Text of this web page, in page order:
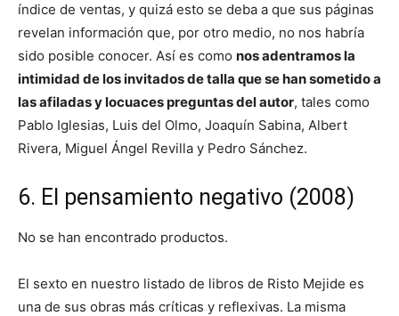
índice de ventas, y quizá esto se deba a que sus páginas
revelan información que, por otro medio, no nos habría
sido posible conocer. Así es como nos adentramos la
intimidad de los invitados de talla que se han sometido a
las afiladas y locuaces preguntas del autor, tales como
Pablo Iglesias, Luis del Olmo, Joaquín Sabina, Albert
Rivera, Miguel Ángel Revilla y Pedro Sánchez.
6. El pensamiento negativo (2008)
No se han encontrado productos.
El sexto en nuestro listado de libros de Risto Mejide es
una de sus obras más críticas y reflexivas. La misma